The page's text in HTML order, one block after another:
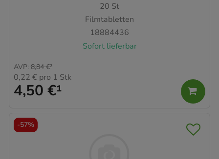
20 St
Filmtabletten
18884436
Sofort lieferbar
4,50 €¹
AVP: 8,84 €²
0,22 € pro 1 Stk
-57%